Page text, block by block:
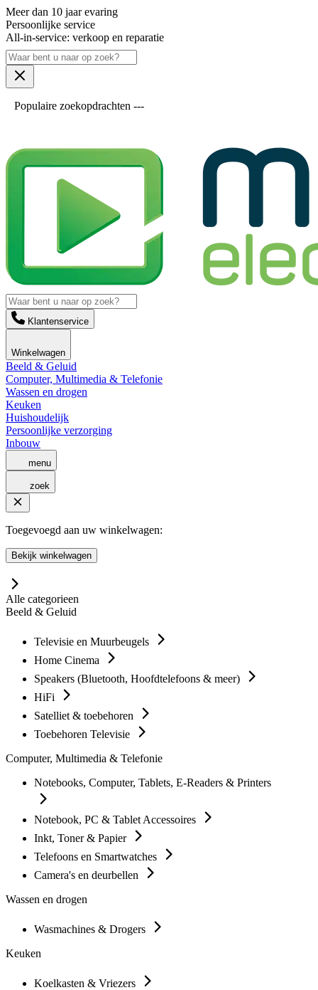
Meer dan 10 jaar evaring
Persoonlijke service
All-in-service: verkoop en reparatie
Populaire zoekopdrachten ---
Klantenservice
Winkelwagen
Beeld & Geluid
Computer, Multimedia & Telefonie
Wassen en drogen
Keuken
Huishoudelijk
Persoonlijke verzorging
Inbouw
menu
zoek
Toegevoegd aan uw winkelwagen:
Bekijk winkelwagen
Alle categorieen
Beeld & Geluid
Televisie en Muurbeugels
Home Cinema
Speakers (Bluetooth, Hoofdtelefoons & meer)
HiFi
Satelliet & toebehoren
Toebehoren Televisie
Computer, Multimedia & Telefonie
Notebooks, Computer, Tablets, E-Readers & Printers
Notebook, PC & Tablet Accessoires
Inkt, Toner & Papier
Telefoons en Smartwatches
Camera's en deurbellen
Wassen en drogen
Wasmachines & Drogers
Keuken
Koelkasten & Vriezers